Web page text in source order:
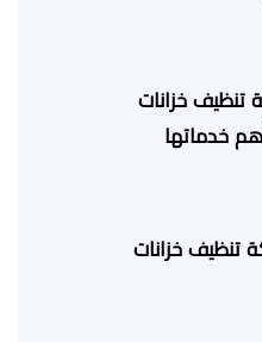
خزانات
خدماتها
تنظيف خزانات